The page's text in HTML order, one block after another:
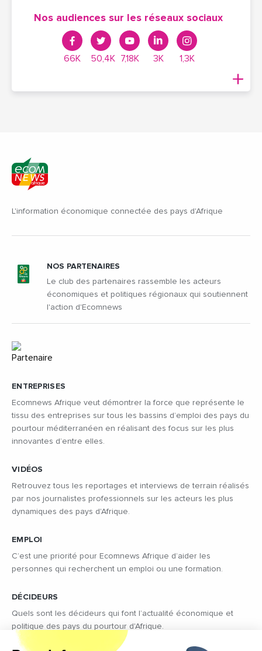
Nos audiences sur les réseaux sociaux
66K 50,4K 7,18K 3K 1,3K
L'information économique connectée des pays d'Afrique
ENTREPRISES
Ecomnews Afrique veut démontrer la force que représente le
tissu des entreprises sur tous les bassins d’emploi des pays du
pourtour méditerranéen en réalisant des focus sur les plus
innovantes d’entre elles.
VIDÉOS
Retrouvez tous les reportages et interviews de terrain réalisés
par nos journalistes professionnels sur les acteurs les plus
dynamiques des pays d'Afrique.
EMPLOI
C’est une priorité pour Ecomnews Afrique d’aider les
personnes qui recherchent un emploi ou une formation.
DÉCIDEURS
Quels sont les décideurs qui font l’actualité économique et
politique des pays du pourtour d'Afrique.
NOS PARTENAIRES
Le club des partenaires rassemble les acteurs
économiques et politiques régionaux qui soutiennent
l'action d'Ecomnews